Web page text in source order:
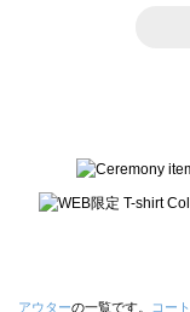
アウターの一覧です。 コート